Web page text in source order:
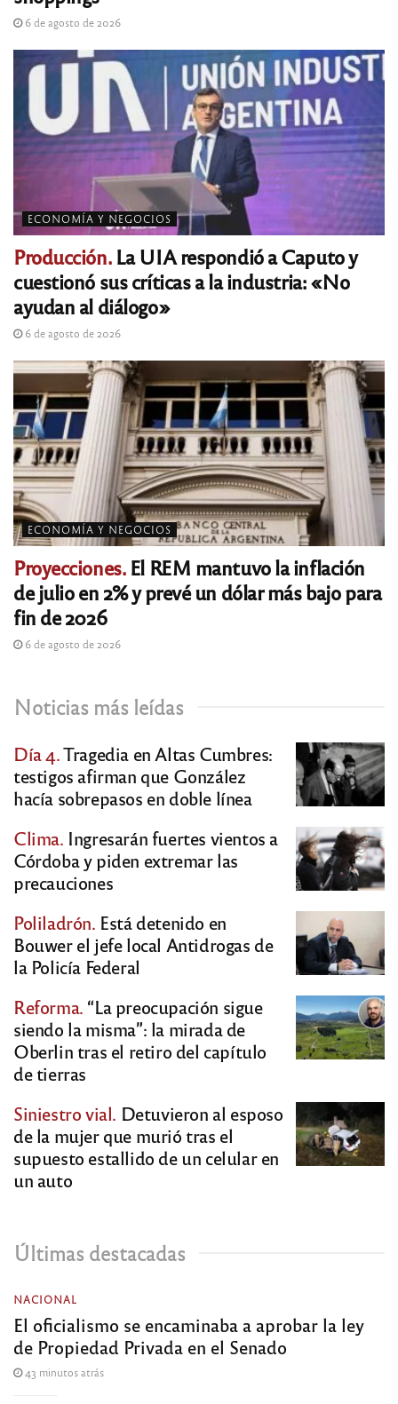
6 de agosto de 2026
ECONOMÍA Y NEGOCIOS
Producción.La UIA respondió a Caputo y
cuestionó sus críticas a la industria: «No
ayudan al diálogo»
6 de agosto de 2026
ECONOMÍA Y NEGOCIOS
Proyecciones.El REM mantuvo la inflación
de julio en 2% y prevé un dólar más bajo para
fin de 2026
6 de agosto de 2026
Noticias más leídas
Día 4.Tragedia en Altas Cumbres:
testigos afirman que González
hacía sobrepasos en doble línea
Clima. Ingresarán fuertes vientos a
Córdoba y piden extremar las
precauciones
Poliladrón. Está detenido en
Bouwer el jefe local Antidrogas de
la Policía Federal
Reforma. “La preocupación sigue
siendo la misma”: la mirada de
Oberlin tras el retiro del capítulo
de tierras
Siniestro vial. Detuvieron al esposo
de la mujer que murió tras el
supuesto estallido de un celular en
un auto
Últimas destacadas
NACIONAL
El oficialismo se encaminaba a aprobar la ley
de Propiedad Privada en el Senado
43 minutos atrás